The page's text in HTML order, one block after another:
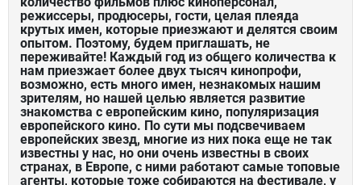
режиссеры, продюсеры, гости, целая плеяда
крутых имен, которые приезжают и делятся своим
опытом. Поэтому, будем приглашать, не
переживайте! Каждый год из общего количества к
нам приезжает более двух тысяч кинопрофи,
возможно, есть много имен, незнакомых нашим
зрителям, но нашей целью является развитие
знакомства с европейским кино, популяризация
европейского кино. По сути мы подсвечиваем
европейских звезд, многие из них пока еще не так
известны у нас, но они очень известны в своих
странах, в Европе, с ними работают самые топовые
агенты, которые тоже собираются на фестивале, у